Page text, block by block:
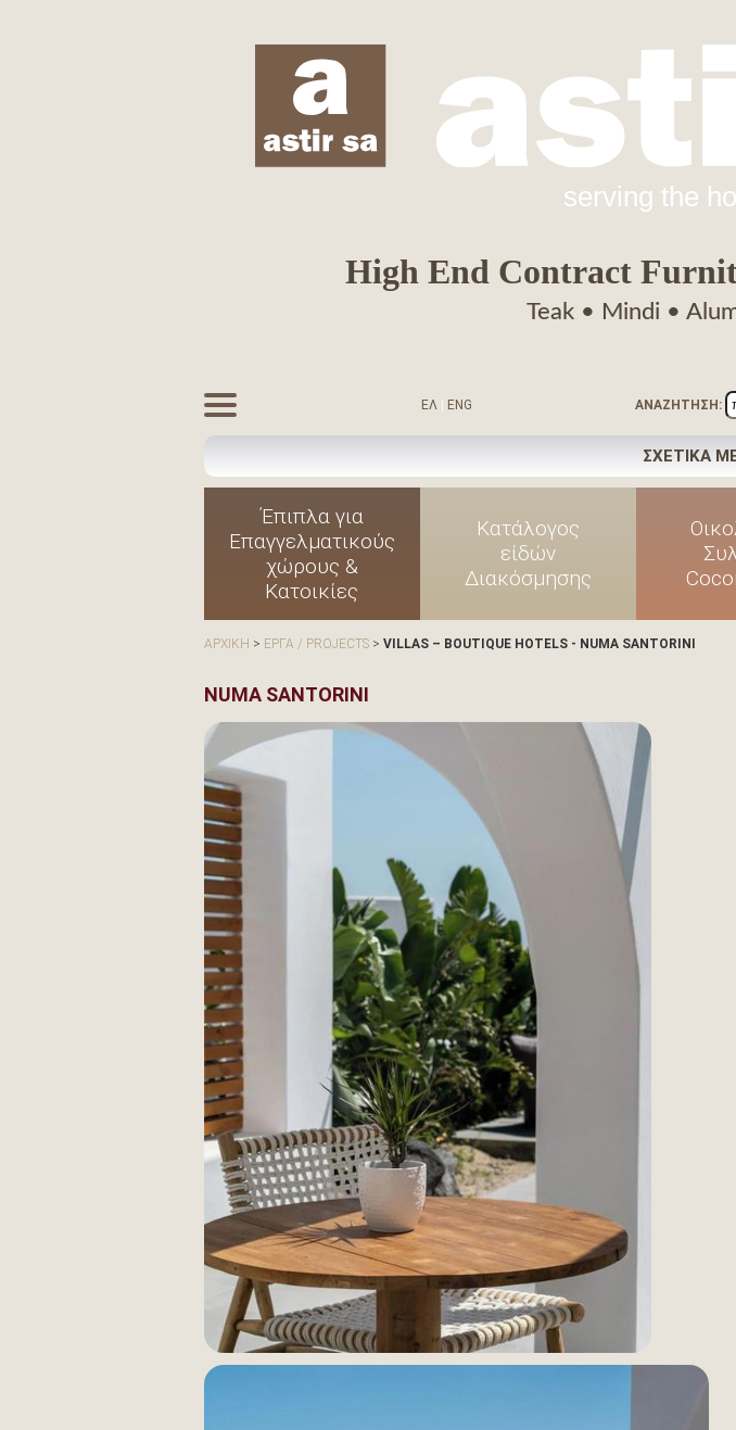
serving the
High End Contract
Teak • Mindi •
ΕΛ | ENG ΑΝΑΖΗΤΗΣΗ:
ΣΧΕΤΙΚΑ
Έπιπλα για
Επαγγελματικούς
χώρους &
Κατοικίες
Κατάλογος
είδών
Διακόσμησης
ΑΡΧΙΚΗ > ΕΡΓΑ / PROJECTS> VILLAS – BOUTIQUE HOTELS - NUMA SANTORINI
NUMA SANTORINI